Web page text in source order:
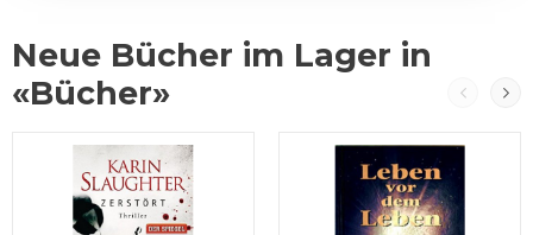
Neue Bücher im Lager in
«Bücher»